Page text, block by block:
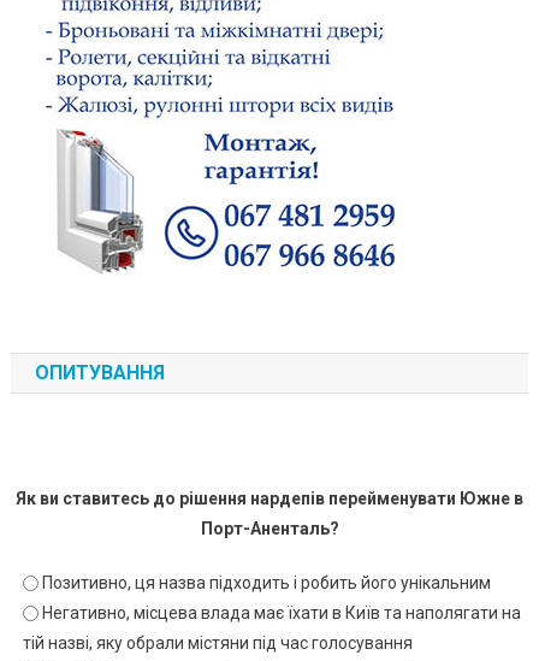
ОПИТУВАННЯ
Як ви ставитесь до рішення нардепів перейменувати Южне в
Порт-Аненталь?
Позитивно, ця назва підходить і робить його унікальним
Негативно, місцева влада має їхати в Київ та наполягати на
тій назві, яку обрали містяни під час голосування